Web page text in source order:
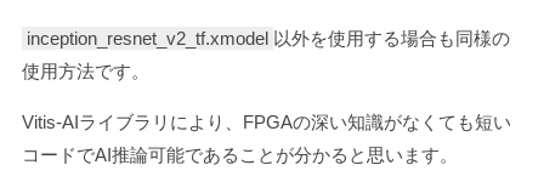
inception_resnet_v2_tf.xmodel 以外を使用する場合も同様の
使用方法です。
Vitis-AIライブラリにより、FPGAの深い知識がなくても短い
コードでAI推論可能であることが分かると思います。